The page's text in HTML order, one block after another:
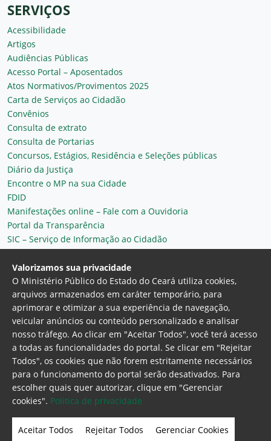
SERVIÇOS
Acessibilidade
Artigos
Audiências Públicas
Acesso Portal – Aposentados
Atos Normativos/Provimentos 2025
Carta de Serviços ao Cidadão
Convênios
Consulta de extrato
Consulta de Portarias
Concursos, Estágios, Residência e Seleções públicas
Diário da Justiça
Encontre o MP na sua Cidade
FDID
Manifestações online – Fale com a Ouvidoria
Portal da Transparência
SIC – Serviço de Informação ao Cidadão
Plantão MP do Ceará
Secretaria Geral
Ministério Público do Estado do Ceará
Procuradoria Geral de Justiça Av. Gen. Afonso
Albuquerque Lima, 130 - Cambeba - CEP:
60.822-325 - Fortaleza, Ceará. Brasil
Home Page Intranet Webmail Office 365
Valorizamos sua privacidade
O Ministério Público do Estado do Ceará utiliza cookies,
arquivos armazenados em caráter temporário, para
aprimorar e otimizar a sua experiência de navegação,
veicular anúncios ou conteúdo personalizado e analisar
nosso tráfego. Ao clicar em "Aceitar Todos", você terá acesso
a todas as funcionalidades do portal. Se clicar em "Rejeitar
Todos", os cookies que não forem estritamente necessários
para o funcionamento do portal serão desativados. Para
escolher quais quer autorizar, clique em "Gerenciar
cookies". Politica de privacidade
Aceitar Todos Rejeitar Todos Gerenciar Cookies